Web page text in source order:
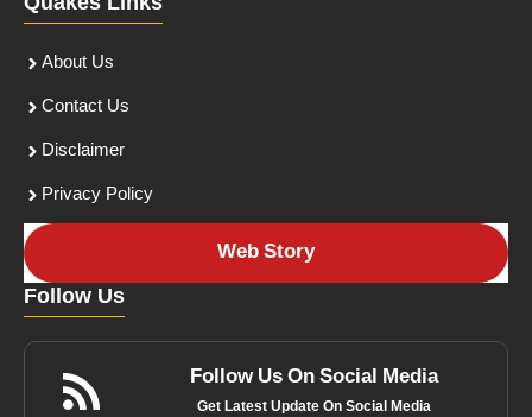
About Us
Contact Us
Disclaimer
Privacy Policy
Web Story
Follow Us
Follow Us On Social Media
Get Latest Update On Social Media